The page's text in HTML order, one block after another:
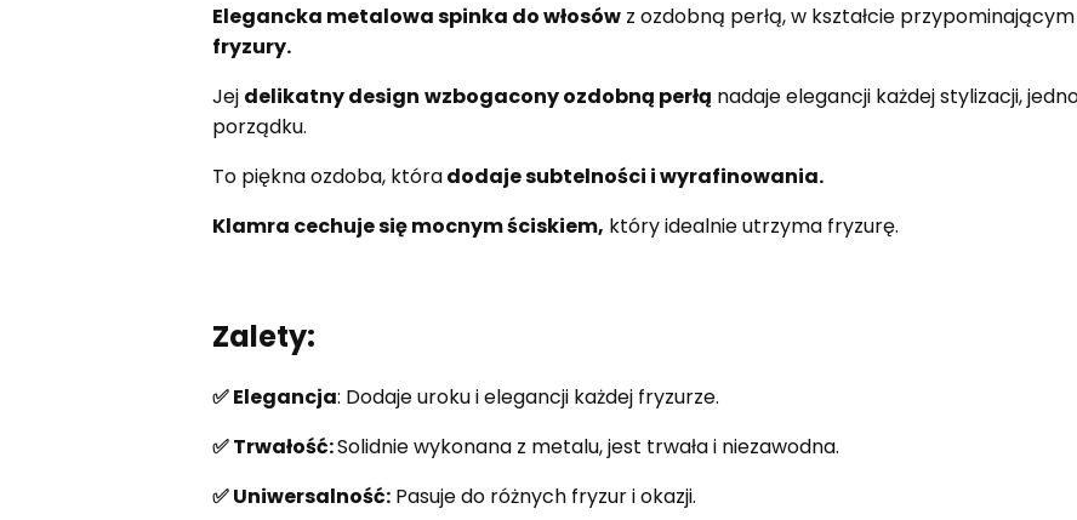
Elegancka metalowa spinka do włosówz ozdobną perłą, w kształcie przypominającym
fryzury.
Jej delikatny design wzbogacony ozdobną perłą nadaje elegancji każdej stylizacji,
porządku.
To piękna ozdoba, któradodaje subtelności i wyrafinowania.
Klamra cechuje się mocnym ściskiem, który idealnie utrzyma fryzurę.
Zalety:
✅ Elegancja: Dodaje uroku i elegancji każdej fryzurze.
✅ Trwałość:Solidnie wykonana z metalu, jest trwała i niezawodna.
✅ Uniwersalność:Pasuje do różnych fryzur i okazji.